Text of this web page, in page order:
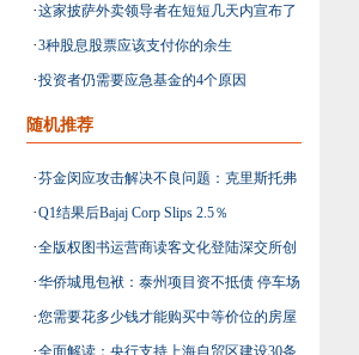
·这家披萨外卖领导者在短短几天内宣布了
其最新结果
·3种股息股票应该支付你的余生
·投资者仍需要应急基金的4个原因
随机推荐
·芬金闵应攻击解决不良问题：克里斯托弗
林
·Q1结果后Bajaj Corp Slips 2.5％
·全版权图书运营商读客文化登陆深交所创
业板
·华侨城甩包袱：泰州项目资不抵债 停车场
长荒草
·您需要花多少钱才能购买中等价位的房屋
·